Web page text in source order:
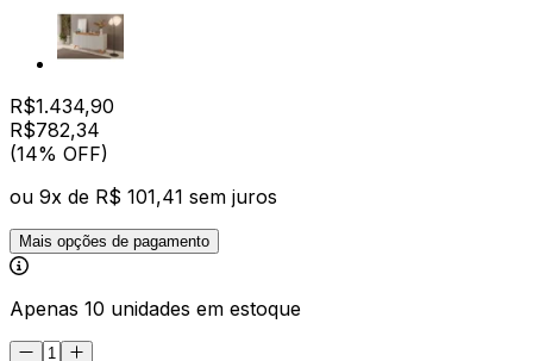
R$1.434,90
R$782,34
(14% OFF)
ou 9x de R$ 101,41 sem juros
Mais opções de pagamento
Apenas 10 unidades em estoque